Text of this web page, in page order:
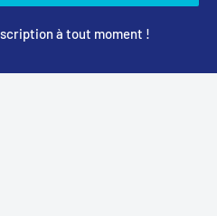
à tout moment !